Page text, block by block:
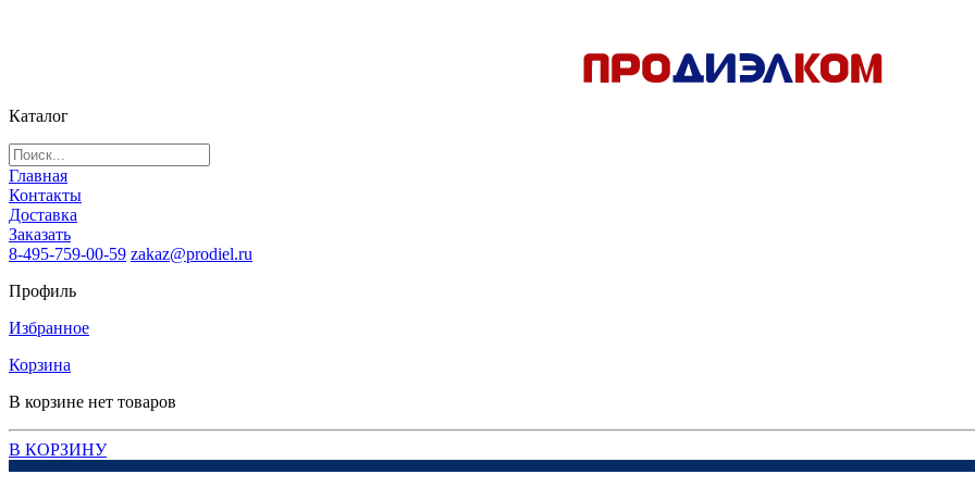
Каталог
Главная
Контакты
Доставка
Заказать
8-495-759-00-59 zakaz@prodiel.ru
Профиль
Избранное
Корзина
В корзине нет товаров
В КОРЗИНУ